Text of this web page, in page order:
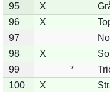
95
X
96
X
97
98
X
99
*
100
X